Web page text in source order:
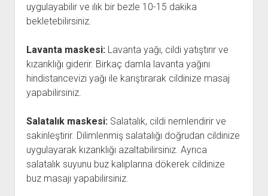
uygulayabilir ve ılık bir bezle 10-15 dakika
bekletebilirsiniz.
Lavanta maskesi: Lavanta yağı, cildi yatıştırır ve
kızarıklığı giderir. Birkaç damla lavanta yağını
hindistancevizi yağı ile karıştırarak cildinize masaj
yapabilirsiniz.
Salatalık maskesi: Salatalık, cildi nemlendirir ve
sakinleştirir. Dilimlenmiş salatalığı doğrudan cildinize
uygulayarak kızarıklığı azaltabilirsiniz. Ayrıca
salatalık suyunu buz kalıplarına dökerek cildinize
buz masajı yapabilirsiniz.